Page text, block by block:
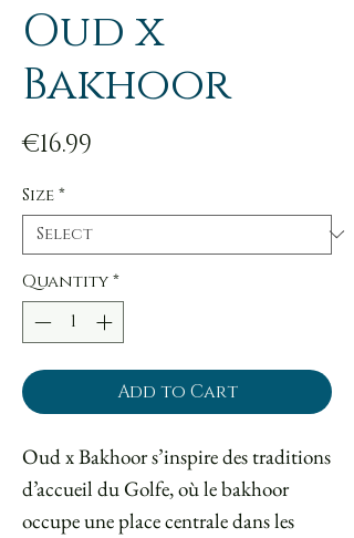
Oud x
Bakhoor
€16.99
Size*
Quantity*
Add to Cart
Oud x Bakhoor s’inspire des traditions
d’accueil du Golfe, où le bakhoor
occupe une place centrale dans les